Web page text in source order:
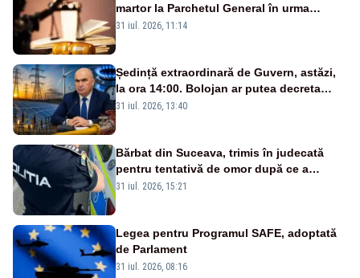
martor la Parchetul General în urma
percheziţiei la firma unde este acţionar
31 iul. 2026, 11:14
Ședință extraordinară de Guvern, astăzi,
la ora 14:00. Bolojan ar putea decreta
stare de urgență energetică
31 iul. 2026, 13:40
Bărbat din Suceava, trimis în judecată
pentru tentativă de omor după ce a
înjunghiat un tânăr în urma unui conflict
31 iul. 2026, 15:21
Legea pentru Programul SAFE, adoptată
de Parlament
31 iul. 2026, 08:16